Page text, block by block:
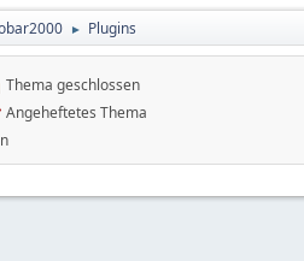
► Plugins
Thema geschlossen
Angeheftetes Thema